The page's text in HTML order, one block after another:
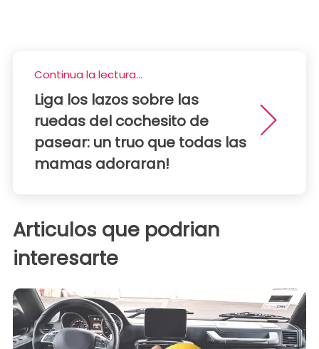
Continua la lectura...
Liga los lazos sobre las
ruedas del cochesito de
pasear: un truo que todas las
mamas adoraran!
Articulos que podrian
interesarte